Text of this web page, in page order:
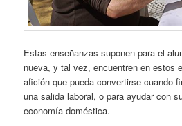
Estas enseñanzas suponen para el
nueva, y tal vez, encuentren en estos
afición que pueda convertirse cuando
una salida laboral, o para ayudar con
economía doméstica.